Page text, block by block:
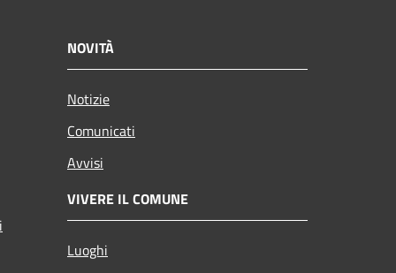
NOVITÀ
Notizie
Comunicati
Avvisi
VIVERE IL COMUNE
Luoghi